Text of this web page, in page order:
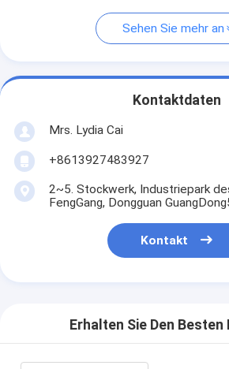
Sehen Sie mehr an
Kontaktdaten
Mrs. Lydia Cai
+8613927483927
2~5. Stockwerk, Industriepark
FengGang, Dongguan
Kontakt
Erhalten Sie Den Besten